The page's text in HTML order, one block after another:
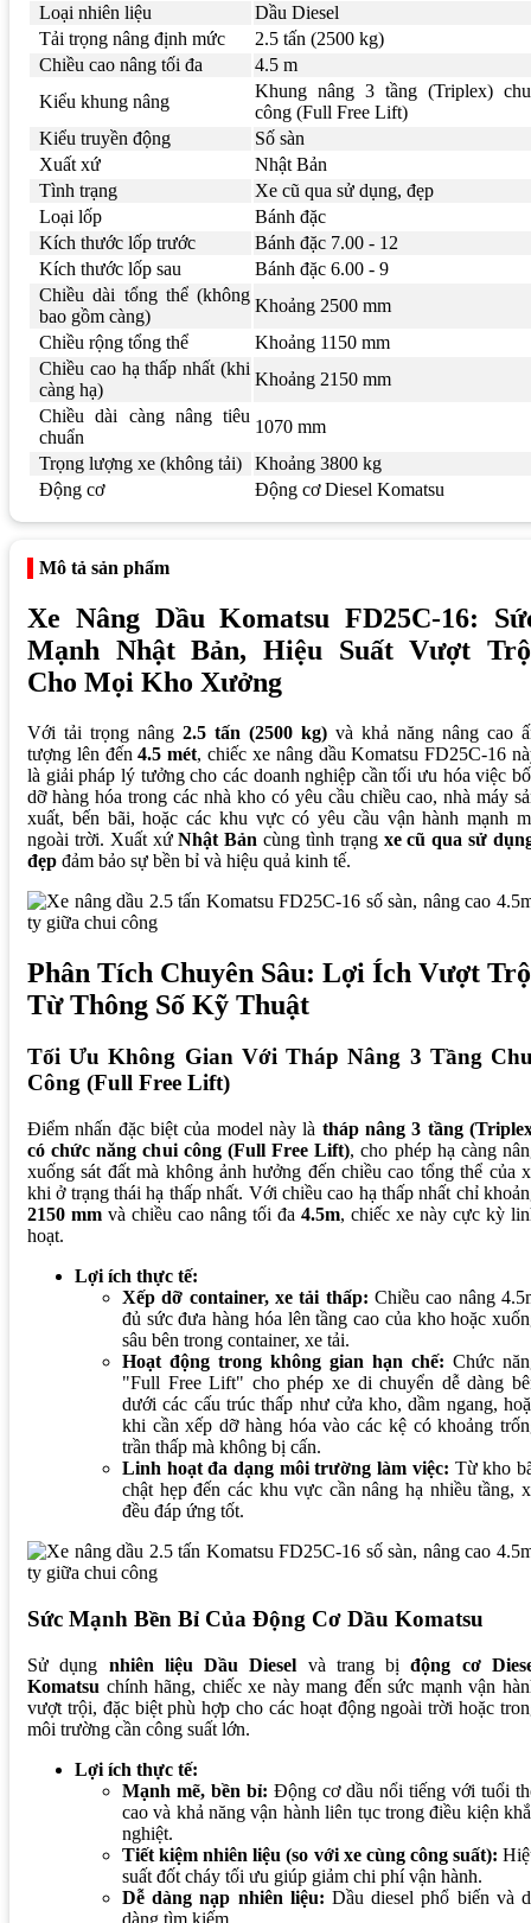
Loại nhiên liệu
Dầu Diesel
Tải trọng nâng định mức
2.5 tấn (2500 kg)
Chiều cao nâng tối đa
4.5 m
Kiểu khung nâng
Khung nâng 3 tầng (Triplex)
công (Full Free Lift)
Kiểu truyền động
Số sàn
Xuất xứ
Nhật Bản
Tình trạng
Xe cũ qua sử dụng, đẹp
Loại lốp
Bánh đặc
Kích thước lốp trước
Bánh đặc 7.00 - 12
Kích thước lốp sau
Bánh đặc 6.00 - 9
Chiều dài tổng thể (không
bao gồm càng)
Khoảng 2500 mm
Chiều rộng tổng thể
Khoảng 1150 mm
Chiều cao hạ thấp nhất (khi
càng hạ)
Khoảng 2150 mm
Chiều dài càng nâng tiêu
chuẩn
1070 mm
Trọng lượng xe (không tải)
Khoảng 3800 kg
Động cơ
Động cơ Diesel Komatsu
Mô tả sản phẩm
Xe Nâng Dầu Komatsu FD25C-16:
Mạnh Nhật Bản, Hiệu Suất Vượt
Cho Mọi Kho Xưởng
Với tải trọng nâng 2.5 tấn (2500 kg) và khả năng nâng cao
tượng lên đến4.5 mét, chiếc xe nâng dầu Komatsu FD25C-16
là giải pháp lý tưởng cho các doanh nghiệp cần tối ưu hóa việc
dỡ hàng hóa trong các nhà kho có yêu cầu chiều cao, nhà máy
xuất, bến bãi, hoặc các khu vực có yêu cầu vận hành mạnh
ngoài trời. Xuất xứNhật Bản cùng tình trạng xe cũ qua sử
đẹp đảm bảo sự bền bỉ và hiệu quả kinh tế.
Phân Tích Chuyên Sâu: Lợi Ích Vượt
Từ Thông Số Kỹ Thuật
Tối Ưu Không Gian Với Tháp Nâng 3 Tầng
Công (Full Free Lift)
Điểm nhấn đặc biệt của model này là tháp nâng 3 tầng
có chức năng chui công (Full Free Lift), cho phép hạ càng
xuống sát đất mà không ảnh hưởng đến chiều cao tổng thể của
khi ở trạng thái hạ thấp nhất. Với chiều cao hạ thấp nhất chỉ
2150 mm và chiều cao nâng tối đa 4.5m, chiếc xe này cực kỳ
hoạt.
Lợi ích thực tế:
Xếp dỡ container, xe tải thấp: Chiều cao nâng
đủ sức đưa hàng hóa lên tầng cao của kho hoặc
sâu bên trong container, xe tải.
Hoạt động trong không gian hạn chế: Chức
"Full Free Lift" cho phép xe di chuyển dễ dàng
dưới các cấu trúc thấp như cửa kho, dầm ngang,
khi cần xếp dỡ hàng hóa vào các kệ có khoảng
trần thấp mà không bị cấn.
Linh hoạt đa dạng môi trường làm việc: Từ kho
chật hẹp đến các khu vực cần nâng hạ nhiều tầng,
đều đáp ứng tốt.
Sức Mạnh Bền Bỉ Của Động Cơ Dầu Komatsu
Sử dụng nhiên liệu Dầu Diesel và trang bịđộng cơ
Komatsu chính hãng, chiếc xe này mang đến sức mạnh vận
vượt trội, đặc biệt phù hợp cho các hoạt động ngoài trời hoặc
môi trường cần công suất lớn.
Lợi ích thực tế:
Mạnh mẽ, bền bỉ: Động cơ dầu nổi tiếng với tuổi
cao và khả năng vận hành liên tục trong điều kiện
nghiệt.
Tiết kiệm nhiên liệu (so với xe cùng công suất):
suất đốt cháy tối ưu giúp giảm chi phí vận hành.
Dễ dàng nạp nhiên liệu: Dầu diesel phổ biến và
dàng tìm kiếm.